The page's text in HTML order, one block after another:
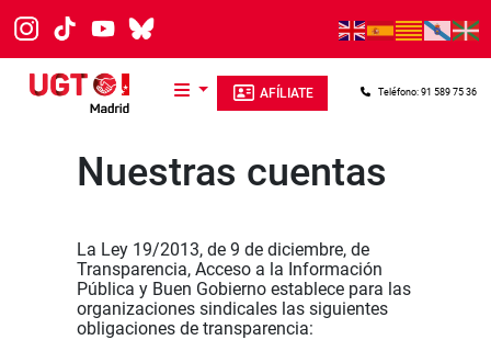
Pasar al contenido principal
AFÍLIATE Teléfono: 91 589 75 36
Nuestras cuentas
La Ley 19/2013, de 9 de diciembre, de
Transparencia, Acceso a la Información
Pública y Buen Gobierno establece para las
organizaciones sindicales las siguientes
obligaciones de transparencia: